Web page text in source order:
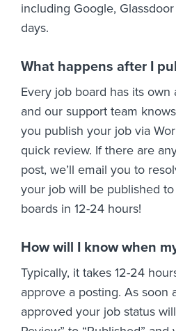
including Google,
days.
What happens after I
Every job board has its
and our support team
you publish your job via
quick review. If there are
post, we’ll email you to
your job will be published
boards in 12-24 hours!
How will I know when
Typically, it takes 12-24
approve a posting. As soon
approved your job status